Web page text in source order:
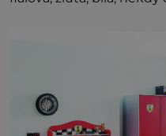
nedokážeme představit.